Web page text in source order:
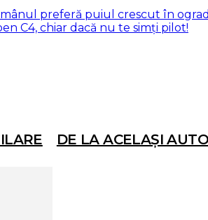
preferă puiul crescut în
C4, chiar dacă nu te simţi pilot!
DE LA ACELAȘI